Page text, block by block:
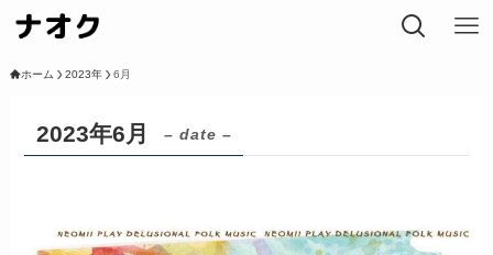
ホーム 2023年 6月
2023年6月 – date –